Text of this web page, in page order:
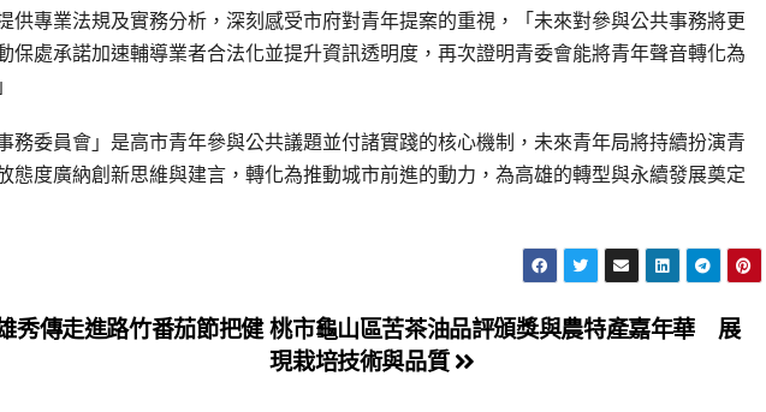
供專業法規及實務分析，深刻感受市府對青年提案的重視，「未來對參與公共事務將更
保處承諾加速輔導業者合法化並提升資訊透明度，再次證明青委會能將青年聲音轉化為
務委員會」是高市青年參與公共議題並付諸實踐的核心機制，未來青年局將持續扮演青
態度廣納創新思維與建言，轉化為推動城市前進的動力，為高雄的轉型與永續發展奠定
桃市龜山區苦茶油品評頒獎與農特產嘉年華 展
現栽培技術與品質
傳走進路竹番茄節把健